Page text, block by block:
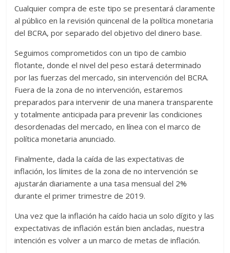
Cualquier compra de este tipo se presentará claramente
al público en la revisión quincenal de la política monetaria
del BCRA, por separado del objetivo del dinero base.
Seguimos comprometidos con un tipo de cambio
flotante, donde el nivel del peso estará determinado
por las fuerzas del mercado, sin intervención del BCRA.
Fuera de la zona de no intervención, estaremos
preparados para intervenir de una manera transparente
y totalmente anticipada para prevenir las condiciones
desordenadas del mercado, en línea con el marco de
política monetaria anunciado.
Finalmente, dada la caída de las expectativas de
inflación, los límites de la zona de no intervención se
ajustarán diariamente a una tasa mensual del 2%
durante el primer trimestre de 2019.
Una vez que la inflación ha caído hacia un solo dígito y las
expectativas de inflación están bien ancladas, nuestra
intención es volver a un marco de metas de inflación.